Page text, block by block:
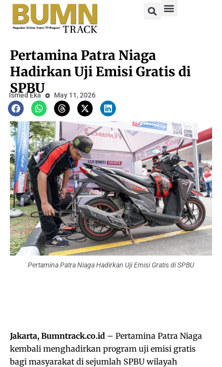
Pertamina Patra Niaga
Hadirkan Uji Emisi Gratis di
SPBU
Ismed Eka May 11, 2026
Pertamina Patra Niaga Hadirkan Uji Emisi Gratis di SPBU
Jakarta, Bumntrack.co.id – Pertamina Patra Niaga
kembali menghadirkan program uji emisi gratis
bagi masyarakat di sejumlah SPBU wilayah